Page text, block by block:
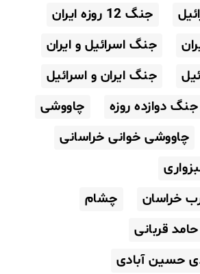
جنگ 12 روزه ایران
جنگ اسرائیل و ایران
جنگ ایران و اسرائیل
جنگ دوازده روزه
چاووشی
چاووشی خوانی خراسانی
خراسان
چشام
حامد قربانی
حسین آبادی